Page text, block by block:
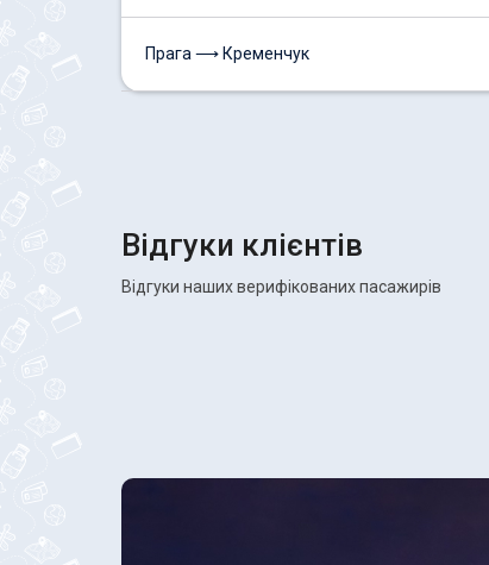
Прага ⟶ Кременчук
Відгуки клієнтів
Відгуки наших верифікованих пасажирів